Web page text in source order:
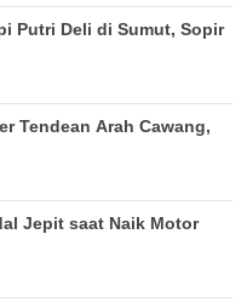
Putri Deli di Sumut, Sopir
Tendean Arah Cawang,
Jepit saat Naik Motor